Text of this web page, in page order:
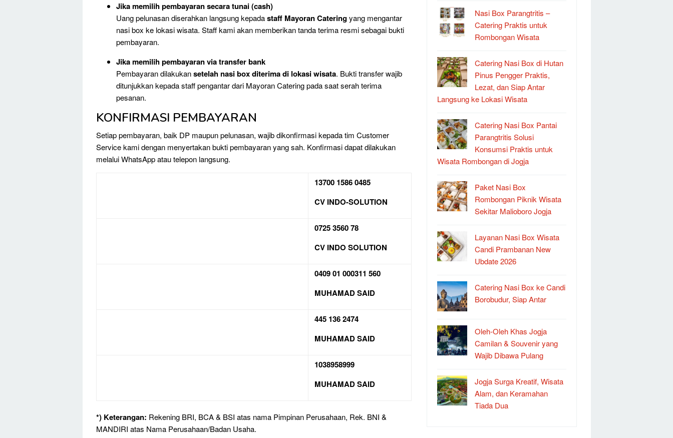
Jika memilih pembayaran secara tunai (cash)
Uang pelunasan diserahkan langsung kepadastaff Mayoran Cateringyang mengantar
nasi box ke lokasi wisata. Staff kami akan memberikan tanda terima resmi sebagai bukti
pembayaran.
Jika memilih pembayaran via transfer bank
Pembayaran dilakukansetelah nasi box diterima di lokasi wisata. Bukti transfer wajib
ditunjukkan kepada staff pengantar dari Mayoran Catering pada saat serah terima
pesanan.
KONFIRMASI PEMBAYARAN
Setiap pembayaran, baik DP maupun pelunasan, wajib dikonfirmasi kepada tim Customer
Service kami dengan menyertakan bukti pembayaran yang sah. Konfirmasi dapat dilakukan
melalui WhatsApp atau telepon langsung.
13700 1586 0485
CV INDO-SOLUTION
0725 3560 78
CV INDO SOLUTION
0409 01 000311 560
MUHAMAD SAID
445 136 2474
MUHAMAD SAID
1038958999
MUHAMAD SAID
*) Keterangan: Rekening BRI, BCA & BSI atas nama Pimpinan Perusahaan, Rek. BNI &
MANDIRI atas Nama Perusahaan/Badan Usaha.
Nasi Box Parangtritis –
Catering Praktis untuk
Rombongan Wisata
Catering Nasi Box di Hutan
Pinus Pengger Praktis,
Lezat, dan Siap Antar
Langsung ke Lokasi Wisata
Catering Nasi Box Pantai
Parangtritis Solusi
Konsumsi Praktis untuk
Wisata Rombongan di Jogja
Paket Nasi Box
Rombongan Piknik Wisata
Sekitar Malioboro Jogja
Layanan Nasi Box Wisata
Candi Prambanan New
Ubdate 2026
Catering Nasi Box ke Candi
Borobudur, Siap Antar
Oleh-Oleh Khas Jogja
Camilan & Souvenir yang
Wajib Dibawa Pulang
Jogja Surga Kreatif, Wisata
Alam, dan Keramahan
Tiada Dua